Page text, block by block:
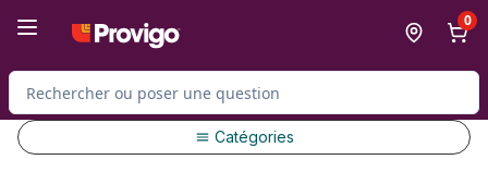
0
Rechercher des produits
Catégories